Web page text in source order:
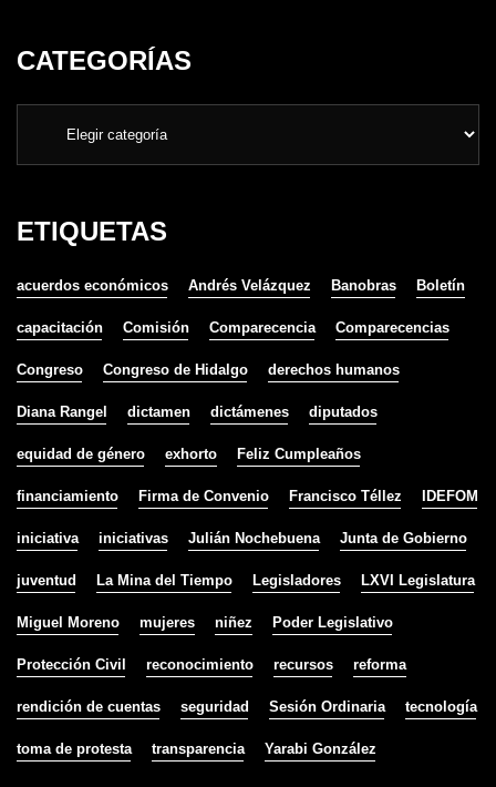
CATEGORÍAS
ETIQUETAS
acuerdos económicos Andrés Velázquez Banobras Boletín
capacitación Comisión Comparecencia Comparecencias
Congreso Congreso de Hidalgo derechos humanos
Diana Rangel dictamen dictámenes diputados
equidad de género exhorto Feliz Cumpleaños
financiamiento Firma de Convenio Francisco Téllez IDEFOM
iniciativa iniciativas Julián Nochebuena Junta de Gobierno
juventud La Mina del Tiempo Legisladores LXVI Legislatura
Miguel Moreno mujeres niñez Poder Legislativo
Protección Civil reconocimiento recursos reforma
rendición de cuentas seguridad Sesión Ordinaria tecnología
toma de protesta transparencia Yarabi González